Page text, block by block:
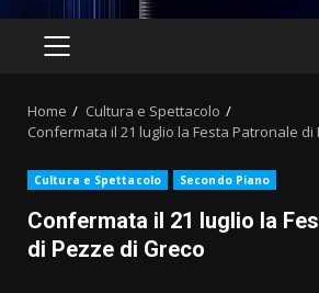
PRIMARY
Home
Cultura e Spettacolo
Confermata il 21 luglio la Festa Patronale di
Cultura e Spettacolo Secondo Piano
Confermata il 21 luglio la
di Pezze di Greco